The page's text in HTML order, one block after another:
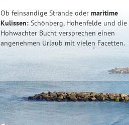
Ob feinsandige Strände oder maritime
Kulissen: Schönberg, Hohenfelde und die
Hohwachter Bucht versprechen einen
angenehmen Urlaub mit vielen Facetten.